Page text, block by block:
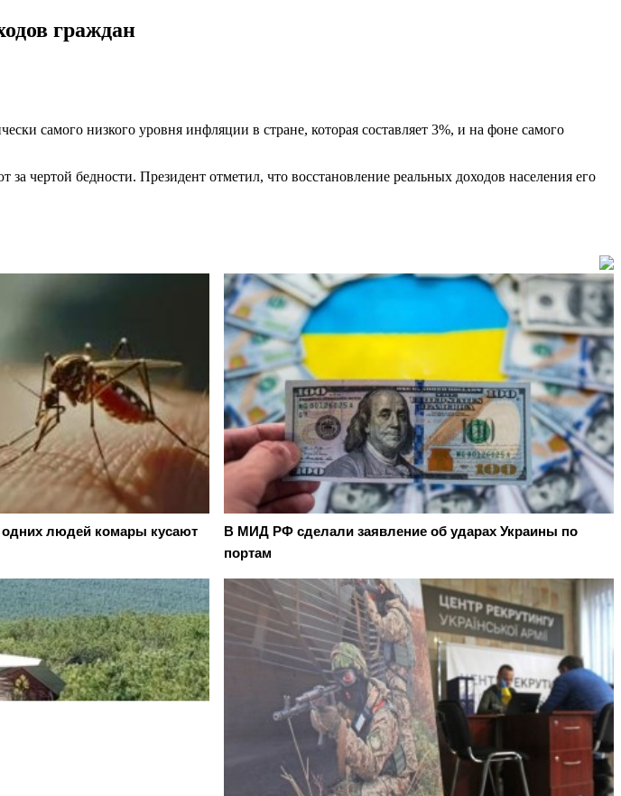
граждан
самого низкого уровня инфляции в стране, которая составляет 3%, и на фоне самого
чертой бедности. Президент отметил, что восстановление реальных доходов населения его
людей комары кусают
В МИД РФ сделали заявление об ударах Украины по
портам